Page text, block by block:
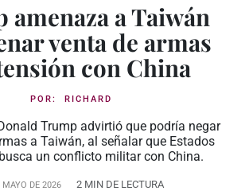
a Taiwán
venta de armas
con China
POR: RICHARD
Trump advirtió que podría negar
a Taiwán, al señalar que Estados
un conflicto militar con China.
MAYO DE 2026 2 MIN DE LECTURA